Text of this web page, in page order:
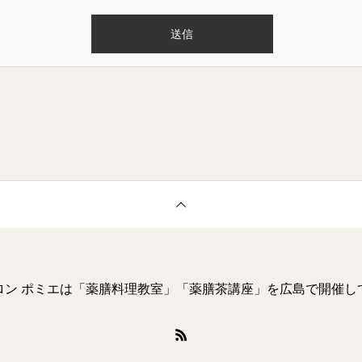
ン ポミエは「薬膳料理教室」「薬膳茶講座」を広島で開催し